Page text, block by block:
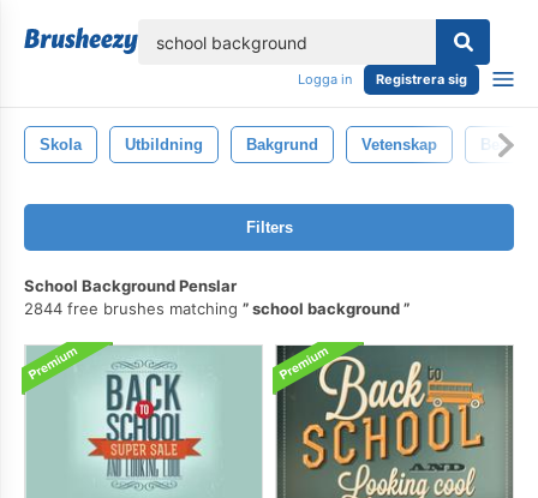
Logga in Registrera sig
Skola Utbildning Bakgrund Vetenskap
Filters
School Background Penslar
2844 free brushes matching
school background